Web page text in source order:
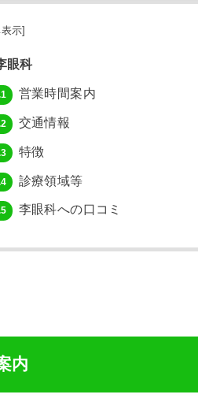
示]
眼科
営業時間案内
交通情報
特徴
診療領域等
李眼科への口コミ
内